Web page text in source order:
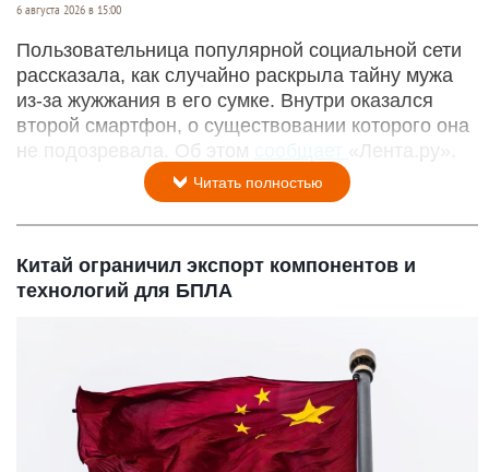
6 августа 2026 в 15:00
Пользовательница популярной социальной сети
рассказала, как случайно раскрыла тайну мужа
из-за жужжания в его сумке. Внутри оказался
второй смартфон, о существовании которого она
не подозревала. Об этом
сообщает «Лента.ру».
Читать полностью
Китай ограничил экспорт компонентов и
технологий для БПЛА